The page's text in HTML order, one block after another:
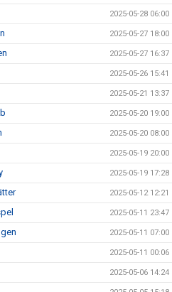
2025-05-28 06:00
2025-05-27 18:00
2025-05-27 16:37
2025-05-26 15:41
2025-05-21 13:37
2025-05-20 19:00
2025-05-20 08:00
2025-05-19 20:00
2025-05-19 17:28
2025-05-12 12:21
2025-05-11 23:47
2025-05-11 07:00
2025-05-11 00:06
2025-05-06 14:24